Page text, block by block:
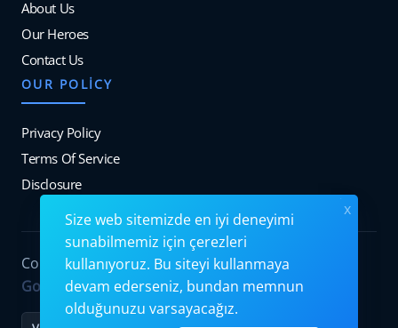
About Us
Our Heroes
Contact Us
OUR POLICY
Privacy Policy
Terms Of Service
Disclosure
Copyrights © 2026. All Rights Reserved by
Googiehost.
Size web sitemizde en iyi deneyimi
sunabilmemiz için çerezleri
kullanıyoruz. Bu siteyi kullanmaya
devam ederseniz, bundan memnun
olduğunuzu varsayacağız.
x